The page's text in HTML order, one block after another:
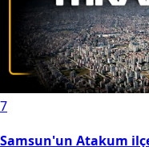
7
Samsun'un Atakum